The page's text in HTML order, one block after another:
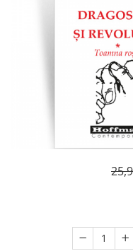
Publicistica / Reportaje /